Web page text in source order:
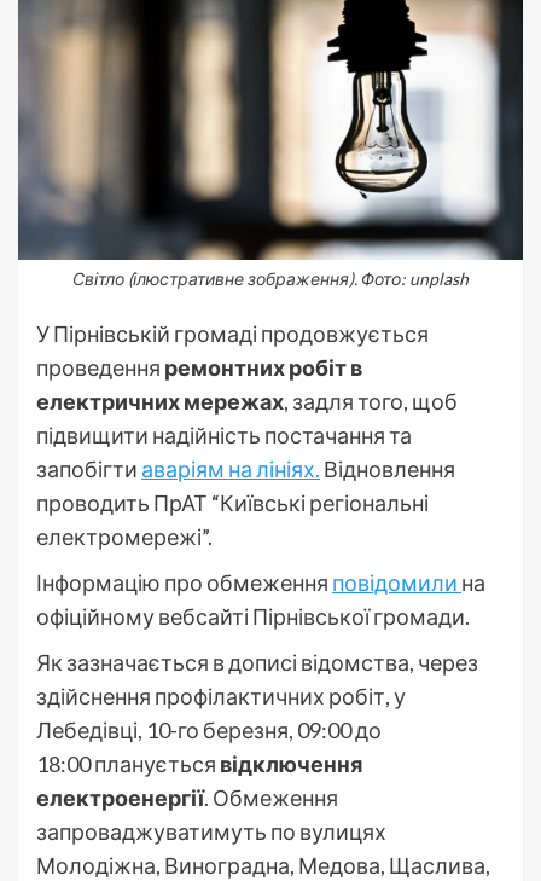
Світло (ілюстративне зображення). Фото: unplash
У Пірнівській громаді продовжується
проведення ремонтних робіт в
електричних мережах, задля того, щоб
підвищити надійність постачання та
запобігти аваріям на лініях. Відновлення
проводить ПрАТ “Київські регіональні
електромережі”.
Інформацію про обмеження повідомили на
офіційному вебсайті Пірнівської громади.
Як зазначається в дописі відомства, через
здійснення профілактичних робіт, у
Лебедівці, 10-го березня, 09:00 до
18:00 планується відключення
електроенергії. Обмеження
запроваджуватимуть по вулицях
Молодіжна, Виноградна, Медова, Щаслива,